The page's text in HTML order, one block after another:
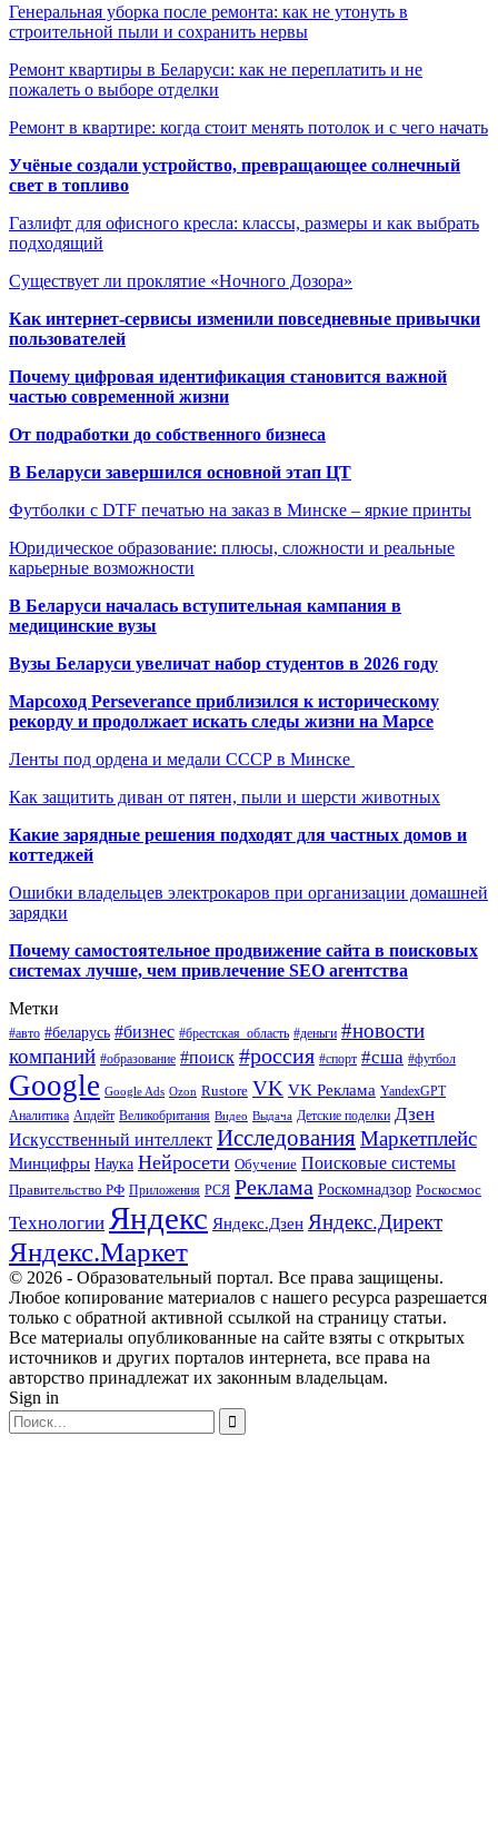
Генеральная уборка после ремонта: как не утонуть в
строительной пыли и сохранить нервы
Ремонт квартиры в Беларуси: как не переплатить и не
пожалеть о выборе отделки
Ремонт в квартире: когда стоит менять потолок и с чего начать
Учёные создали устройство, превращающее солнечный
свет в топливо
Газлифт для офисного кресла: классы, размеры и как выбрать
подходящий
Существует ли проклятие «Ночного Дозора»
Как интернет-сервисы изменили повседневные привычки
пользователей
Почему цифровая идентификация становится важной
частью современной жизни
От подработки до собственного бизнеса
В Беларуси завершился основной этап ЦТ
Футболки с DTF печатью на заказ в Минске – яркие принты
Юридическое образование: плюсы, сложности и реальные
карьерные возможности
В Беларуси началась вступительная кампания в
медицинские вузы
Вузы Беларуси увеличат набор студентов в 2026 году
Марсоход Perseverance приблизился к историческому
рекорду и продолжает искать следы жизни на Марсе
Ленты под ордена и медали СССР в Минске
Как защитить диван от пятен, пыли и шерсти животных
Какие зарядные решения подходят для частных домов и
коттеджей
Ошибки владельцев электрокаров при организации домашней
зарядки
Почему самостоятельное продвижение сайта в поисковых
системах лучше, чем привлечение SEO агентства
Метки
#авто #беларусь #бизнес #брестская_область #деньги #новости
компаний #образование #поиск #россия #спорт #сша #футбол
Google Google Ads Ozon Rustore VK VK Реклама YandexGPT
Аналитика Апдейт Великобритания Видео Выдача Детские поделки Дзен
Искусственный интеллект ИсследованияМаркетплейс
Минцифры Наука Нейросети Обучение Поисковые системы
Правительство РФ Приложения РСЯ Реклама Роскомнадзор Роскосмос
Технологии Яндекс Яндекс.Дзен Яндекс.Директ
Яндекс.Маркет
© 2026 - Образовательный портал. Все права защищены.
Любое копирование материалов с нашего ресурса разрешается
только с обратной активной ссылкой на страницу статьи.
Все материалы опубликованные на сайте взяты с открытых
источников и других порталов интернета, все права на
авторство принадлежат их законным владельцам.
Sign in